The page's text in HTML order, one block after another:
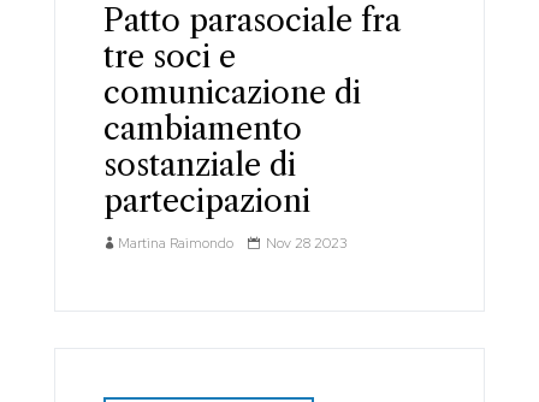
Patto parasociale fra
tre soci e
comunicazione di
cambiamento
sostanziale di
partecipazioni
Martina Raimondo Nov 28 2023